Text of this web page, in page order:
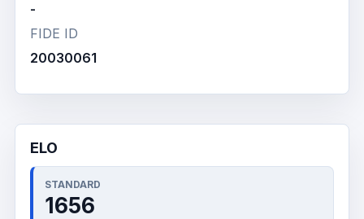
-
FIDE ID
20030061
ELO
STANDARD
1656